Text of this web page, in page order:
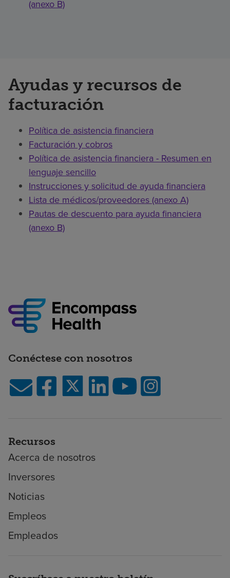
(anexo B)
Ayudas y recursos de
facturación
Política de asistencia financiera
Facturación y cobros
Política de asistencia financiera - Resumen en
lenguaje sencillo
Instrucciones y solicitud de ayuda financiera
Lista de médicos/proveedores (anexo A)
Pautas de descuento para ayuda financiera
(anexo B)
Conéctese con nosotros
Recursos
Acerca de nosotros
Inversores
Noticias
Empleos
Empleados